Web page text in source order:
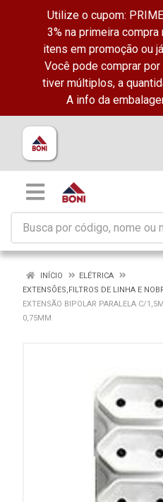
Utilize o cupom:
3% na primeira
itens em promoção ou
Você pode comprar
tiver múltiplos, a
A info da
INÍCIO
ELÉTRICA
EXTENSÕES,FILTROS DE LINHA E
EXTENSÃO BIPOLAR PARALELA C/
0,75MM